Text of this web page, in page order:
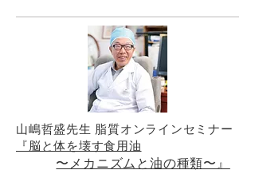
山嶋哲盛先生 脂質オンラインセミナー
『脳と体を壊す食用油
〜メカニズムと油の種類〜』